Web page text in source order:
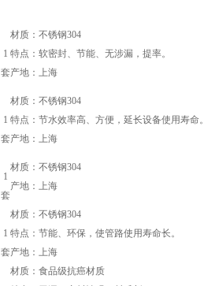
1
套
材质：不锈钢304
特点：软密封、节能、无涉漏，提率。
产地： 上海
1
套
材质：不锈钢304
特点：节水效率高、方便，延长设备使用寿命。
产地： 上海
1
套
材质：不锈钢304
产地： 上海
1
套
材质：不锈钢304
特点：节能、环保，使管路使用寿命长。
产地： 上海
材质：食品级抗癌材质